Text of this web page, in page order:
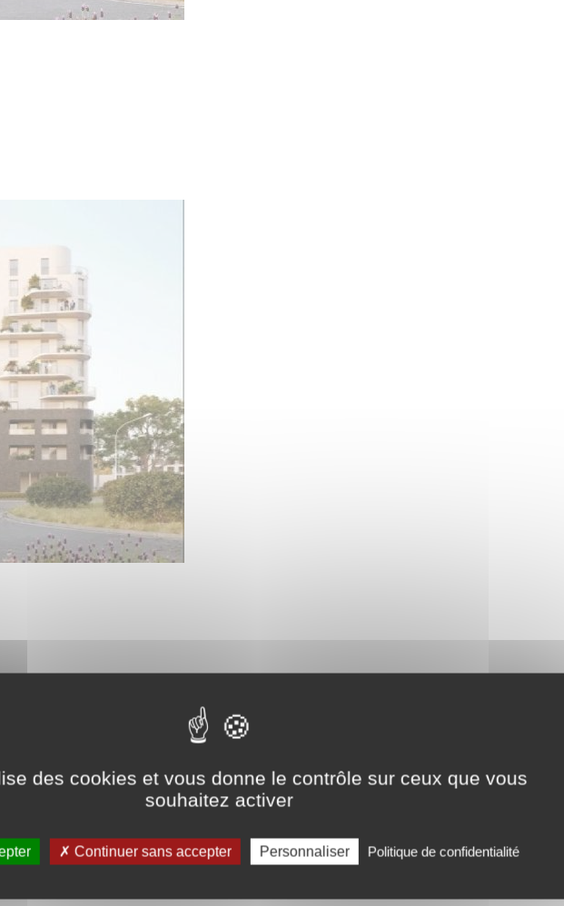
des cookies et vous donne le contrôle sur ceux que vous
souhaitez activer
Continuer sans accepter Personnaliser Politique de confidentialité